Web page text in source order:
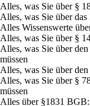
Alles, was Sie über §
Alles, was Sie über das
Alles Wissenswerte
Alles, was Sie über §
Alles, was Sie über
müssen
Alles, was Sie über
Alles, was Sie über §
müssen
Alles über §1831